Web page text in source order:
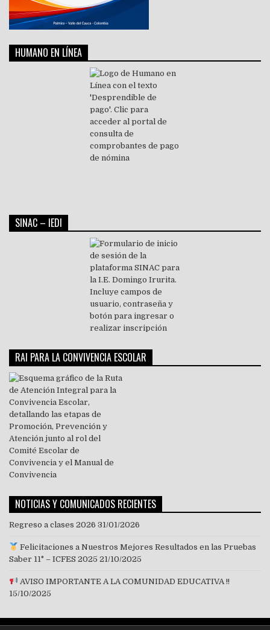
HUMANO EN LÍNEA
SINAC – IEDI
RAI PARA LA CONVIVENCIA ESCOLAR
NOTICIAS Y COMUNICADOS RECIENTES
Regreso a clases 2026 31/01/2026
Felicitaciones a Nuestros Mejores Resultados en las Pruebas
Saber 11° – ICFES 2025 21/10/2025
AVISO IMPORTANTE A LA COMUNIDAD EDUCATIVA !!
15/10/2025